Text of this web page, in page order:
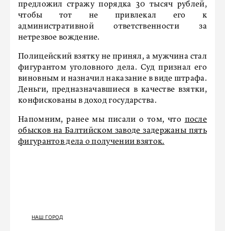
предложил стражу порядка 30 тысяч рублей,
чтобы тот не привлекал его к
административной ответственности за
нетрезвое вождение.
Полицейский взятку не принял, а мужчина стал
фигурантом уголовного дела. Суд признал его
виновным и назначил наказание в виде штрафа.
Деньги, предназначавшиеся в качестве взятки,
конфискованы в доход государства.
Напомним, ранее мы писали о том, что после
обысков на Балтийском заводе задержаны пять
фигурантов дела о получении взяток.
НАШ ГОРОД